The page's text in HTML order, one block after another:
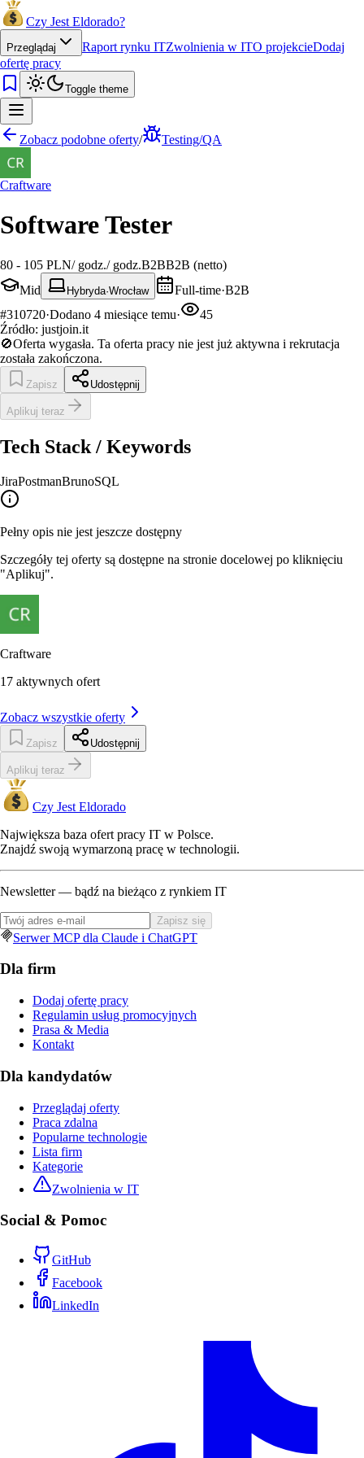
Czy Jest Eldorado?
Przeglądaj Raport rynku ITZwolnienia w ITO projekcieDodaj
ofertę pracy
Toggle theme
Zobacz podobne oferty/ Testing/QA
Craftware
Software Tester
80 - 105 PLN/ godz./ godz.B2BB2B (netto)
Mid
Hybryda·Wrocław Full-time·B2B
#310720·Dodano 4 miesiące temu·
45
Źródło: justjoin.it
🚫Oferta wygasła. Ta oferta pracy nie jest już aktywna i rekrutacja
została zakończona.
Zapisz Udostępnij
Aplikuj teraz
Tech Stack / Keywords
JiraPostmanBrunoSQL
Pełny opis nie jest jeszcze dostępny
Szczegóły tej oferty są dostępne na stronie docelowej po kliknięciu
"Aplikuj".
Craftware
17 aktywnych ofert
Zobacz wszystkie oferty
Zapisz Udostępnij
Aplikuj teraz
Czy Jest Eldorado
Największa baza ofert pracy IT w Polsce.
Znajdź swoją wymarzoną pracę w technologii.
Newsletter — bądź na bieżąco z rynkiem IT
Zapisz się
Serwer MCP dla Claude i ChatGPT
Dla firm
Dodaj ofertę pracy
Regulamin usług promocyjnych
Prasa & Media
Kontakt
Dla kandydatów
Przeglądaj oferty
Praca zdalna
Popularne technologie
Lista firm
Kategorie
Zwolnienia w IT
Social & Pomoc
GitHub
Facebook
LinkedIn